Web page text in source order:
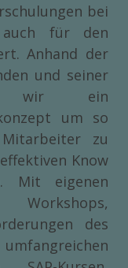
bei
auch für den
Anhand der
und seiner
wir ein
um so
zu
Know
Mit eigenen
Workshops,
des